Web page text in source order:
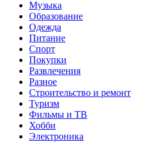
Музыка
Образование
Одежда
Питание
Спорт
Покупки
Развлечения
Разное
Строительство и ремонт
Туризм
Фильмы и ТВ
Хобби
Электроника